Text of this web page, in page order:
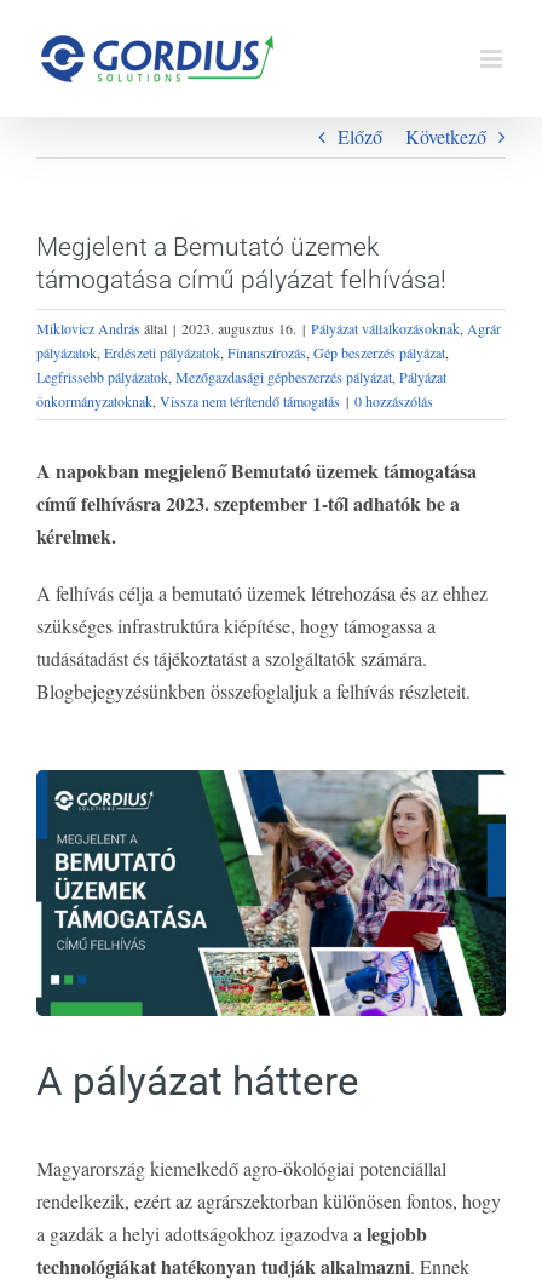
Előző Következő
Megjelent a Bemutató üzemek
támogatása című pályázat felhívása!
Miklovicz Andrásáltal | 2023. augusztus 16. | Pályázat vállalkozásoknak Agrár
pályázatok Erdészeti pályázatok Finanszírozás Gép beszerzés pályázat
Legfrissebb pályázatok Mezőgazdasági gépbeszerzés pályázat Pályázat
önkormányzatoknak Vissza nem térítendő támogatás | 0 hozzászólás
A napokban megjelenő Bemutató üzemek támogatása
című felhívásra 2023. szeptember 1-től adhatók be a
kérelmek.
A felhívás célja a bemutató üzemek létrehozása és az ehhez
szükséges infrastruktúra kiépítése, hogy támogassa a
tudásátadást és tájékoztatást a szolgáltatók számára.
Blogbejegyzésünkben összefoglaljuk a felhívás részleteit.
A pályázat háttere
Magyarország kiemelkedő agro-ökológiai potenciállal
rendelkezik, ezért az agrárszektorban különösen fontos, hogy
a gazdák a helyi adottságokhoz igazodva alegjobb
technológiákat hatékonyan tudják alkalmazni. Ennek